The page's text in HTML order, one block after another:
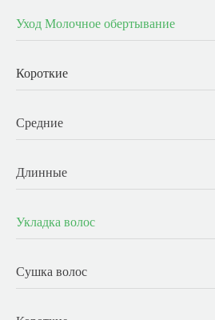
Уход Молочное обертывание
Короткие
Средние
Длинные
Укладка волос
Сушка волос